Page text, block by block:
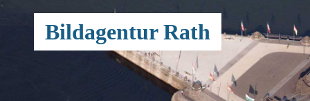
Bildagentur Rath